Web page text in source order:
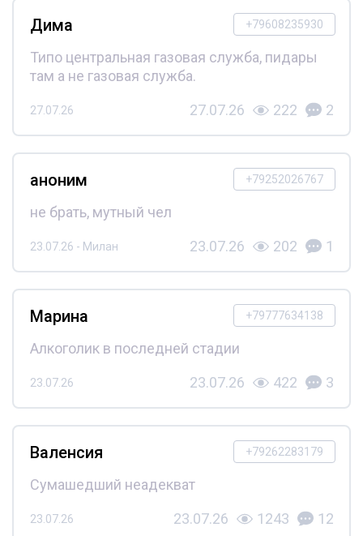
+79608235930
Дима
Типо центральная газовая служба, пидары
там а не газовая служба.
27.07.26 27.07.26 222 2
+79252026767
аноним
не брать, мутный чел
23.07.26 - Милан 23.07.26 202 1
+79777634138
Марина
Алкоголик в последней стадии
23.07.26 23.07.26 422 3
+79262283179
Валенсия
Сумашедший неадекват
23.07.26 23.07.26 1243 12